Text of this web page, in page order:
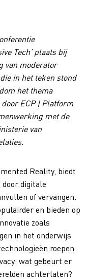
Tech’ plaats bij
van moderator
in het teken stond
het thema
ECP | Platform
met de
van
Reality, biedt
digitale
of vervangen.
en bieden op
zoals
in het onderwijs
roepen
wat gebeurt er
achterlaten?